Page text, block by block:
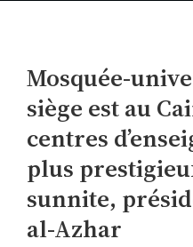
Mosquée-
siège est au
centres
plus
sunnite,
al-Azhar